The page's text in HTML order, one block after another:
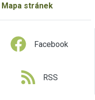
Mapa stránek
Facebook
RSS